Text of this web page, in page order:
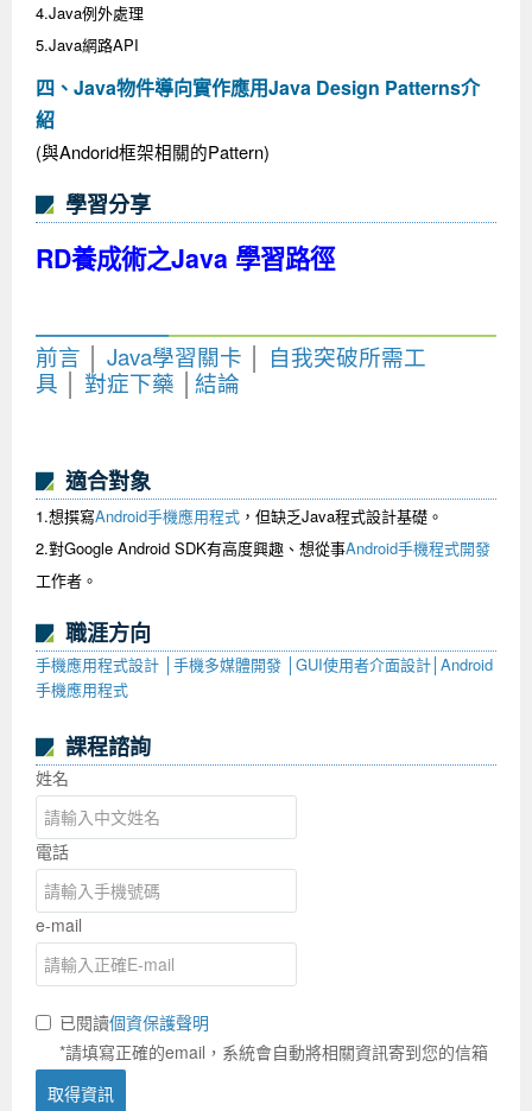
4.Java例外處理
5.Java網路API
四、Java物件導向實作應用Java Design Patterns介
紹
(與Andorid框架相關的Pattern)
學習分享
RD養成術之Java 學習路徑
前言 Java學習關卡
自我突破所需工
具
對症下藥 結論
適合對象
1.想撰寫Android手機應用程式 ，但缺乏Java程式設計基礎。
2.對Google Android SDK有高度興趣、想從事Android手機程式開發
工作者。
職涯方向
手機應用程式設計 │手機多媒體開發 │GUI使用者介面設計│Android
手機應用程式
課程諮詢
姓名
電話
e-mail
已閱讀個資保護聲明
*請填寫正確的email，系統會自動將相關資訊寄到您的信箱
取得資訊